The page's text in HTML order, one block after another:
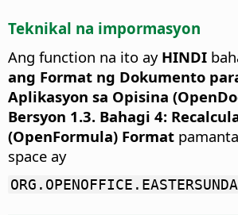
Teknikal na impormasyon
Ang function na ito ayHINDI
ang Format ng Dokumento
Aplikasyon sa Opisina
Bersyon 1.3. Bahagi 4:
(OpenFormula) Format
space ay